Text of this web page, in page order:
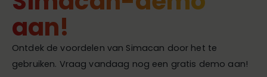
aan!
Ontdek de voordelen van Simacan door het te
gebruiken. Vraag vandaag nog een gratis demo aan!